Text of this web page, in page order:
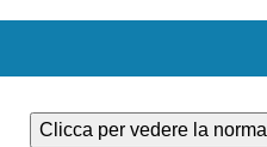
Clicca per vedere la norma